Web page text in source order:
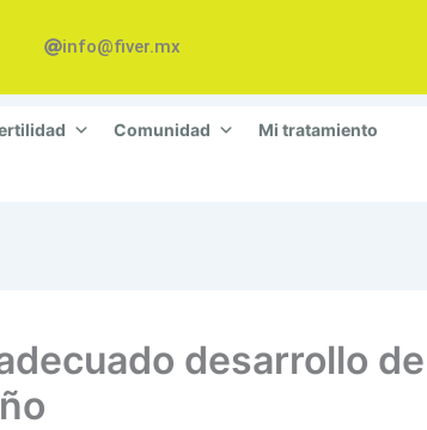
info@fiver.mx
Comunidad Mi tratamiento
desarrollo de